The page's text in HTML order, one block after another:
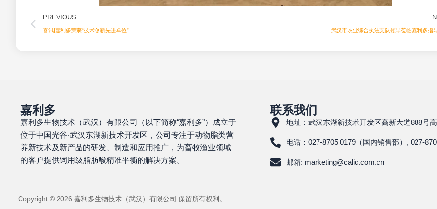
Prev
PREVIOUS
喜讯|嘉利多荣获“技术创新先进单位” 武汉市农业综合执法支队领导莅临嘉利多指
嘉利多
嘉利多生物技术（武汉）有限公司（以下简称“嘉利多”）成立于
位于中国光谷·武汉东湖新技术开发区，公司专注于动物脂类营
养新技术及新产品的研发、制造和应用推广，为畜牧渔业领域
的客户提供饲用级脂肪酸精准平衡的解决方案。
联系我们
地址：武汉东湖新技术开发区高新大道888号
电话：027-8705 0179（国内销售部）, 027-
邮箱: marketing@calid.com.cn
Copyright © 2026 嘉利多生物技术（武汉）有限公司 保留所有权利。